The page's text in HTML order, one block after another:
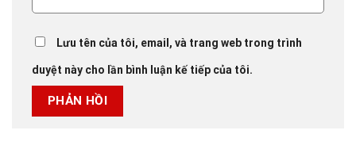
Lưu tên của tôi, email, và trang web trong trình
duyệt này cho lần bình luận kế tiếp của tôi.